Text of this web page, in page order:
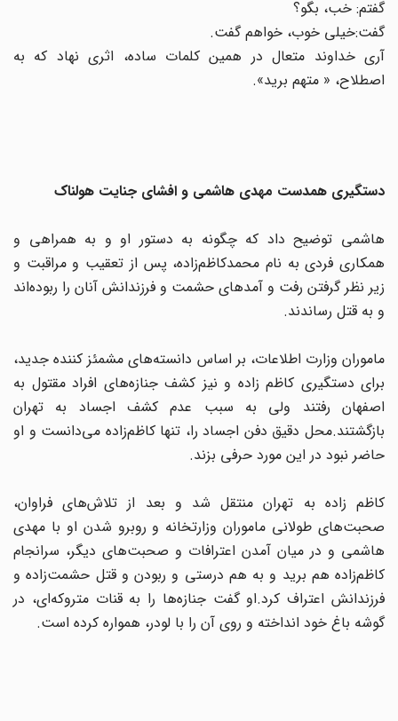
گفتم: خب، بگو؟
گفت:‌خیلی خوب، خواهم گفت.
آری خداوند متعال در همین کلمات ساده، اثری نهاد که به
اصطلاح، « متهم برید».
دستگیری همدست مهدی هاشمی و افشای جنایت هولناک
هاشمی توضیح داد که چگونه به دستور او و به همراهی و
همکاری فردی به نام محمدکاظم‌زاده، پس از تعقیب و مراقبت و
زیر نظر گرفتن رفت و آمدهای حشمت و فرزندانش آنان را ربوده‌اند
و به قتل رساندند.
ماموران وزارت اطلاعات، بر اساس دانسته‌های مشمئز کننده جدید،
برای دستگیری کاظم زاده و نیز کشف جنازه‌های افراد مقتول به
اصفهان رفتند ولی به سبب عدم کشف اجساد به تهران
بازگشتند.محل دقیق دفن اجساد را، تنها کاظم‌زاده می‌دانست و او
حاضر نبود در این مورد حرفی بزند.
کاظم زاده به تهران منتقل شد و بعد از تلاش‌های فراوان،
صحبت‌های طولانی ماموران وزارتخانه و روبرو شدن او با مهدی
هاشمی و در میان آمدن اعترافات و صحبت‌های دیگر، سرانجام
کاظم‌زاده هم برید و به هم درستی و ربودن و قتل حشمت‌زاده و
فرزندانش اعتراف کرد.او گفت جنازه‌ها را به قنات متروکه‌ای، در
گوشه باغ خود انداخته و روی آن را با لودر، همواره کرده است.